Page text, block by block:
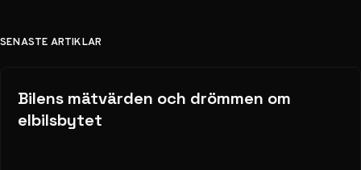
SENASTE ARTIKLAR
Bilens mätvärden och drömmen om
elbilsbytet